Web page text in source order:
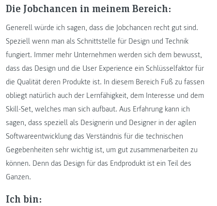
Die Jobchancen in meinem Bereich:
Generell würde ich sagen, dass die Jobchancen recht gut sind.
Speziell wenn man als Schnittstelle für Design und Technik
fungiert. Immer mehr Unternehmen werden sich dem bewusst,
dass das Design und die User Experience ein Schlüsselfaktor für
die Qualität deren Produkte ist. In diesem Bereich Fuß zu fassen
obliegt natürlich auch der Lernfähigkeit, dem Interesse und dem
Skill-Set, welches man sich aufbaut. Aus Erfahrung kann ich
sagen, dass speziell als Designerin und Designer in der agilen
Softwareentwicklung das Verständnis für die technischen
Gegebenheiten sehr wichtig ist, um gut zusammenarbeiten zu
können. Denn das Design für das Endprodukt ist ein Teil des
Ganzen.
Ich bin: